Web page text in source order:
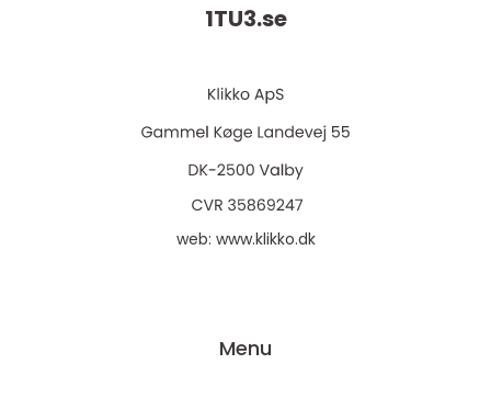
1TU3.se
web: www.klikko.dk
Menu